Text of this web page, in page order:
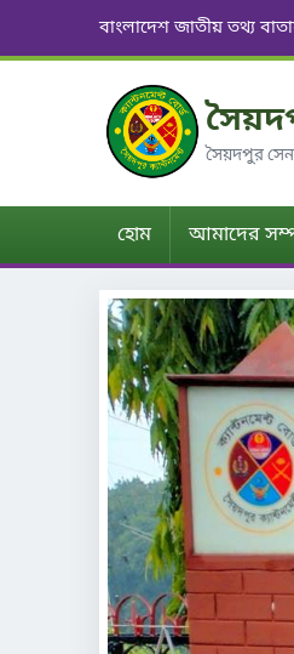
বাংলাদেশ জাতীয় তথ্য
সৈয়দপুর
হোম আমাদের